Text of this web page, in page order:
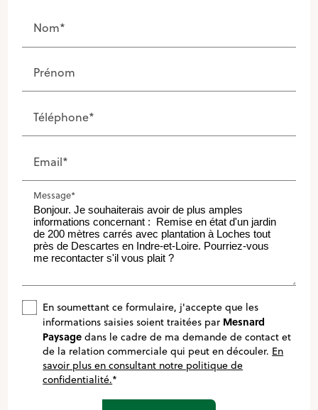
Nom*
Prénom
Téléphone*
Email*
Message*
En soumettant ce formulaire, j'accepte que les
informations saisies soient traitées par Mesnard
Paysage dans le cadre de ma demande de contact et
de la relation commerciale qui peut en découler. En
savoir plus en consultant notre politique de
confidentialité.*